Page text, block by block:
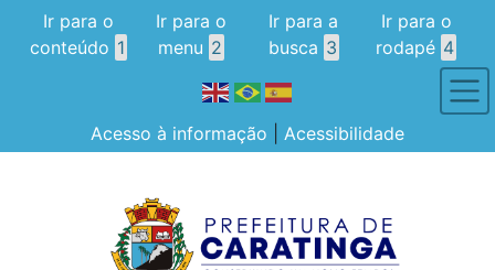
Ir para o
conteúdo 1
Ir para o
menu 2
Ir para a
busca 3
Ir para o
rodapé 4
Acesso à informação Acessibilidade